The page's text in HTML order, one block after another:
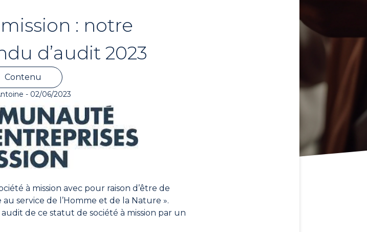
: notre
d’audit 2023
Contenu
- 02/06/2023
à mission avec pour raison d’être de
service de l’Homme et de la Nature ».
de ce statut de société à mission par un